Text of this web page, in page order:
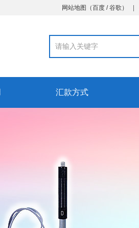
网站地图 （百度 /谷歌 ）
汇款方式